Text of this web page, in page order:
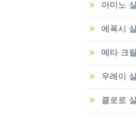
아미노
에폭시
메타 크
우레이
클로로